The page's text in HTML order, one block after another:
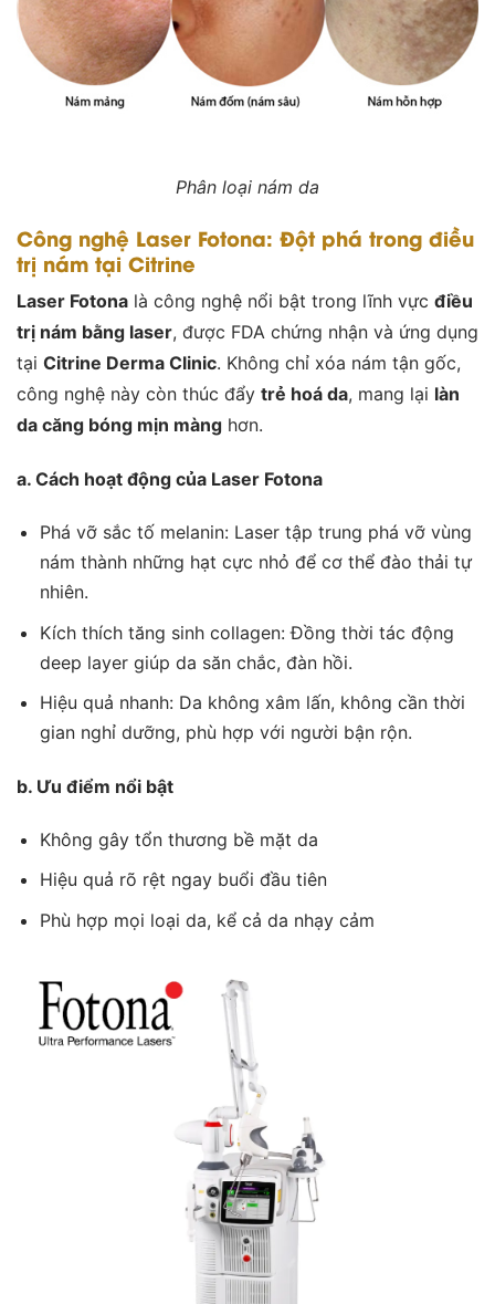
Phân loại nám da
Công nghệ Laser Fotona: Đột phá trong điều
trị nám tại Citrine
Laser Fotona là công nghệ nổi bật trong lĩnh vực điều
trị nám bằng laser, được FDA chứng nhận và ứng dụng
tại Citrine Derma Clinic. Không chỉ xóa nám tận gốc,
công nghệ này còn thúc đẩy trẻ hoá da, mang lại làn
da căng bóng mịn màng hơn.
a. Cách hoạt động của Laser Fotona
Phá vỡ sắc tố melanin: Laser tập trung phá vỡ vùng
nám thành những hạt cực nhỏ để cơ thể đào thải tự
nhiên.
Kích thích tăng sinh collagen: Đồng thời tác động
deep layer giúp da săn chắc, đàn hồi.
Hiệu quả nhanh: Da không xâm lấn, không cần thời
gian nghỉ dưỡng, phù hợp với người bận rộn.
b. Ưu điểm nổi bật
Không gây tổn thương bề mặt da
Hiệu quả rõ rệt ngay buổi đầu tiên
Phù hợp mọi loại da, kể cả da nhạy cảm